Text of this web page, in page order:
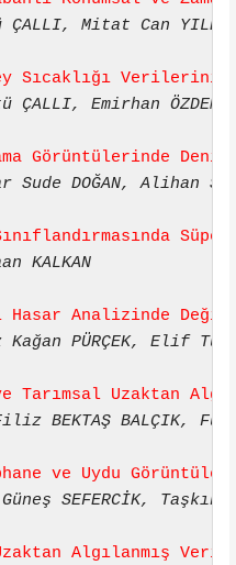
ÇALLI, Mitat Can
Sıcaklığı
Emirhan
Görüntülerinde
DOĞAN, Alihan
KALKAN
Hasar Analizinde
Kağan PÜRÇEK, Elif
Tarımsal Uzaktan
BEKTAŞ BALÇIK,
ve Uydu
SEFERCİK, Taşkın
Algılanmış